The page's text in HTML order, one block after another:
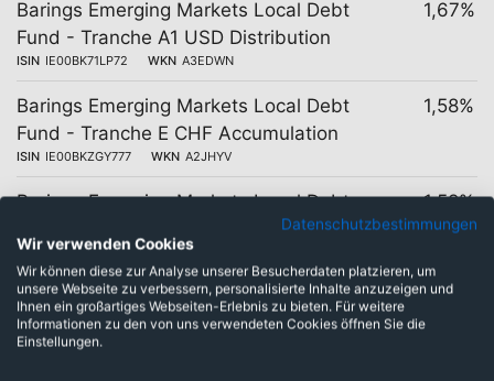
Barings Emerging Markets Local Debt
Fund - Tranche A1 USD Distribution
ISIN IE00BK71LP72 WKN A3EDWN
1,67%
Barings Emerging Markets Local Debt
Fund - Tranche E CHF Accumulation
ISIN IE00BKZGY777 WKN A2JHYV
1,58%
Barings Emerging Markets Local Debt
Fund - Tranche E CHF Distribution
ISIN IE00BKZGY884 WKN A2JHYW
1,58%
Barings Emerging Markets Local Debt
Fund - Tranche E EUR Distribution
ISIN IE00BKZGY223
1,58%
Datenschutzbestimmungen
Wir verwenden Cookies
Wir können diese zur Analyse unserer Besucherdaten platzieren, um
unsere Webseite zu verbessern, personalisierte Inhalte anzuzeigen und
Ihnen ein großartiges Webseiten-Erlebnis zu bieten. Für weitere
Informationen zu den von uns verwendeten Cookies öffnen Sie die
Einstellungen.